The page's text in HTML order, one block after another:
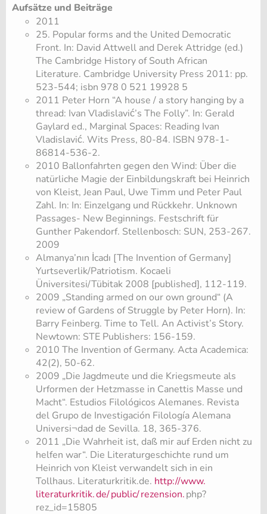
Aufsätze und Beiträge
2011
25. Popular forms and the United Democratic
Front. In: David Attwell and Derek Attridge (ed.)
The Cambridge History of South African
Literature. Cambridge University Press 2011: pp.
523-544; isbn 978 0 521 19928 5
2011 Peter Horn “A house / a story hanging by a
thread: Ivan Vladislavić’s The Folly”. In: Gerald
Gaylard ed., Marginal Spaces: Reading Ivan
Vladislavić. Wits Press, 80-84. ISBN 978-1-
86814-536-2.
2010 Ballonfahrten gegen den Wind: Über die
natürliche Magie der Einbildungskraft bei Heinrich
von Kleist, Jean Paul, Uwe Timm und Peter Paul
Zahl. In: In: Einzelgang und Rückkehr. Unknown
Passages- New Beginnings. Festschrift für
Gunther Pakendorf. Stellenbosch: SUN, 253-267.
2009
Almanya’nın İcadı [The Invention of Germany]
Yurtseverlik/Patriotism. Kocaeli
Üniversitesi/Tübitak 2008 [published], 112-119.
2009 „Standing armed on our own ground“ (A
review of Gardens of Struggle by Peter Horn). In:
Barry Feinberg. Time to Tell. An Activist’s Story.
Newtown: STE Publishers: 156-159.
2010 The Invention of Germany. Acta Academica:
42(2), 50-62.
2009 „Die Jagdmeute und die Kriegsmeute als
Urformen der Hetzmasse in Canettis Masse und
Macht“. Estudios Filológicos Alemanes. Revista
del Grupo de Investigación Filología Alemana
Universi¬dad de Sevilla. 18, 365-376.
2011 „Die Wahrheit ist, daß mir auf Erden nicht zu
helfen war“. Die Literaturgeschichte rund um
Heinrich von Kleist verwandelt sich in ein
Tollhaus. Literaturkritik.de. http://www.
literaturkritik.de/public/rezension.php?
rez_id=15805